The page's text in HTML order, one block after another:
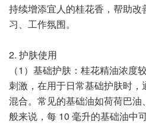
持续增添宜人的桂花香，帮助
习、工作氛围。
2. 护肤使用
（1）基础护肤：桂花精油浓度
刺激，在用于日常基础护肤时
混合。常见的基础油如荷荷巴
般来说，每 10 毫升的基础油中